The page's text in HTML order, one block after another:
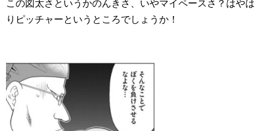
この図太さというかのんきさ、いやマイペースさ？はやは
りピッチャーというところでしょうか！